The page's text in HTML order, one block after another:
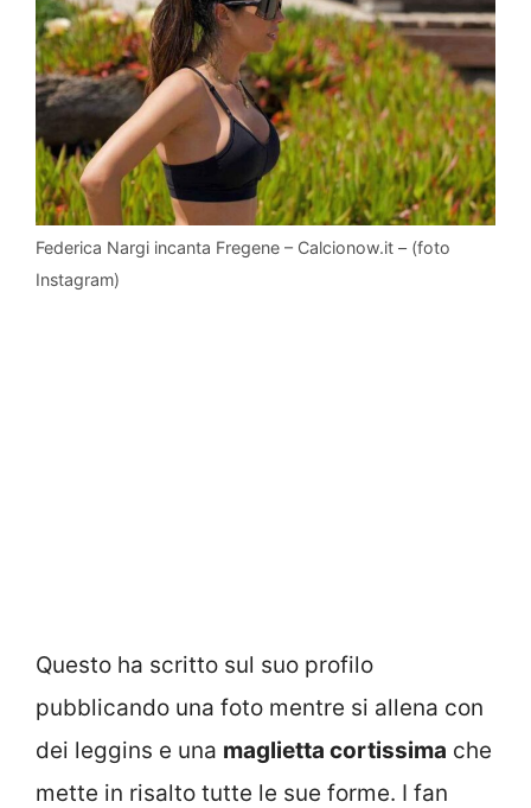
Federica Nargi incanta Fregene – Calcionow.it – (foto
Instagram)
Questo ha scritto sul suo profilo
pubblicando una foto mentre si allena con
dei leggins e una maglietta cortissima che
mette in risalto tutte le sue forme. I fan